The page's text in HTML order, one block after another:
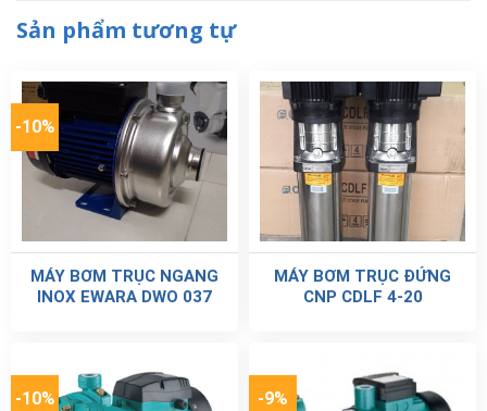
Sản phẩm tương tự
-10%
MÁY BƠM TRỤC NGANG
INOX EWARA DWO 037
MÁY BƠM TRỤC ĐỨNG
CNP CDLF 4-20
-10% -9%